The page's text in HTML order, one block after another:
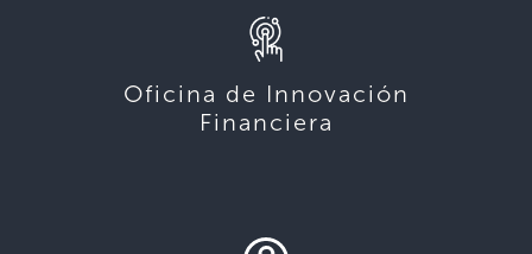
Oficina de Innovación
Financiera